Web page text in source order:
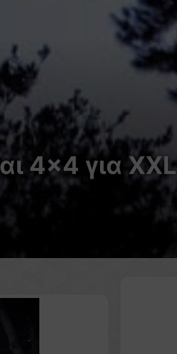
4×4 για ΧΧL